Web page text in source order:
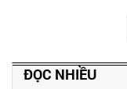
ĐỌC NHIỀU